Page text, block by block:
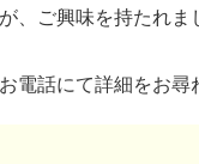
、ご興味を持たれま
電話にて詳細をお尋